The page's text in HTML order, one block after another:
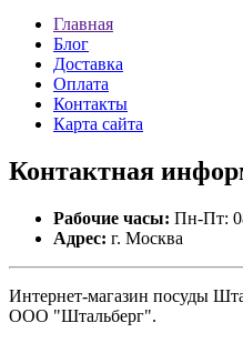
Главная
Блог
Доставка
Оплата
Контакты
Карта сайта
Контактная
Рабочие часы: Пн-Пт:
Адрес: г. Москва
Интернет-магазин посуды
ООО "Штальберг".